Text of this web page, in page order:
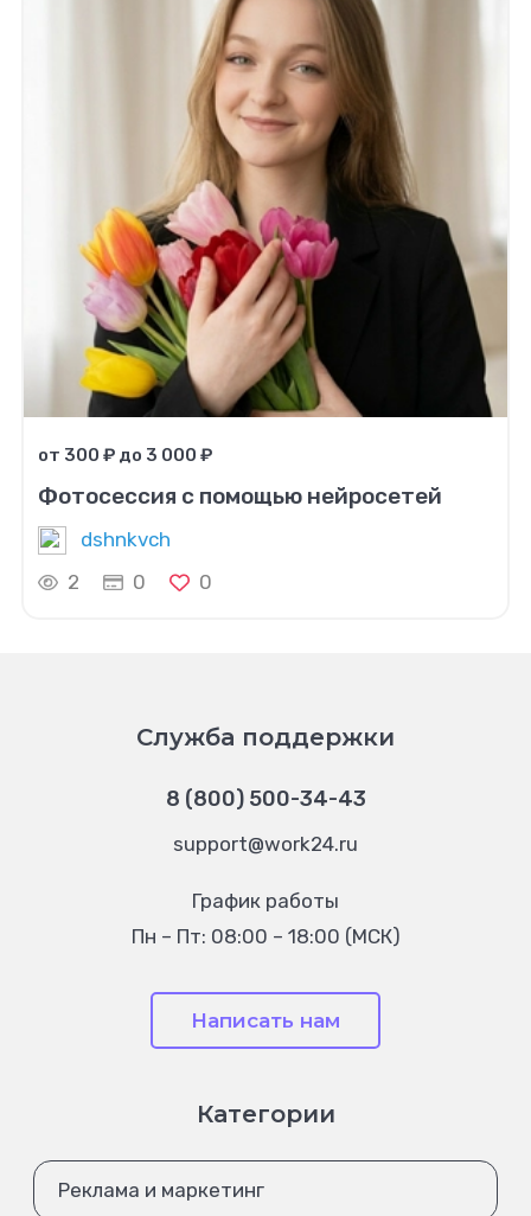
от 300 ₽ до 3 000 ₽
Фотосессия с помощью нейросетей
dshnkvch
2
0 0
Служба поддержки
8 (800) 500-34-43
support@work24.ru
График работы
Пн – Пт: 08:00 – 18:00 (МСК)
Написать нам
Категории
Реклама и маркетинг